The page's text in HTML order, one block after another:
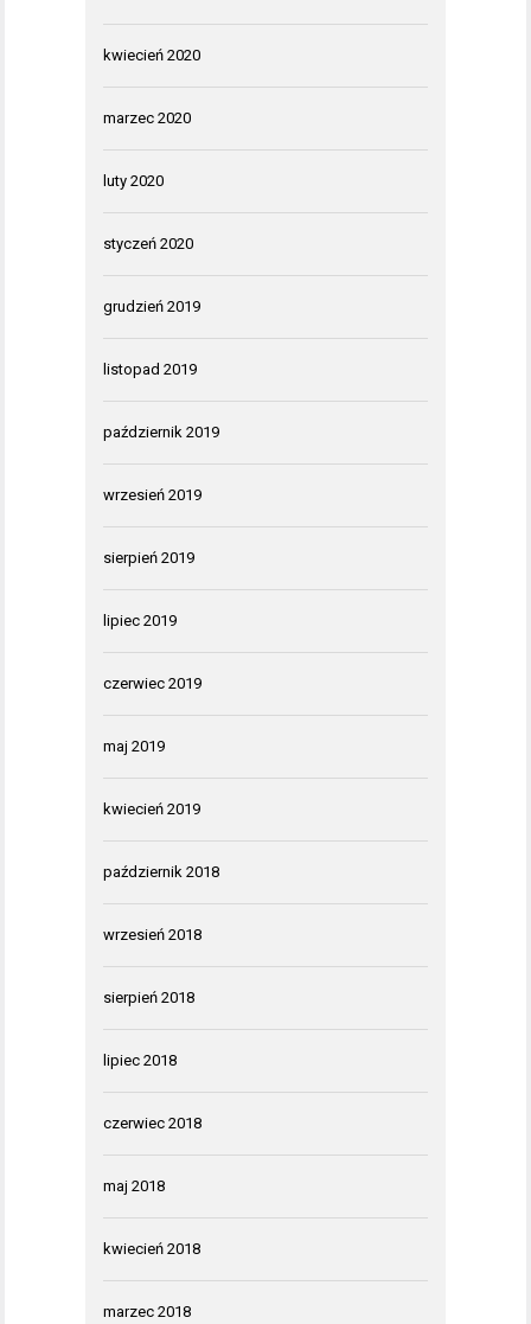
kwiecień 2020
marzec 2020
luty 2020
styczeń 2020
grudzień 2019
listopad 2019
październik 2019
wrzesień 2019
sierpień 2019
lipiec 2019
czerwiec 2019
maj 2019
kwiecień 2019
październik 2018
wrzesień 2018
sierpień 2018
lipiec 2018
czerwiec 2018
maj 2018
kwiecień 2018
marzec 2018